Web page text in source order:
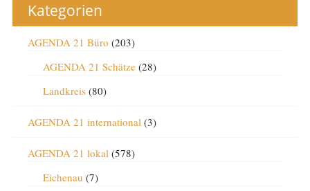
Kategorien
AGENDA 21 Büro (203)
AGENDA 21 Schätze(28)
Landkreis(80)
AGENDA 21 international(3)
AGENDA 21 lokal(578)
Eichenau (7)